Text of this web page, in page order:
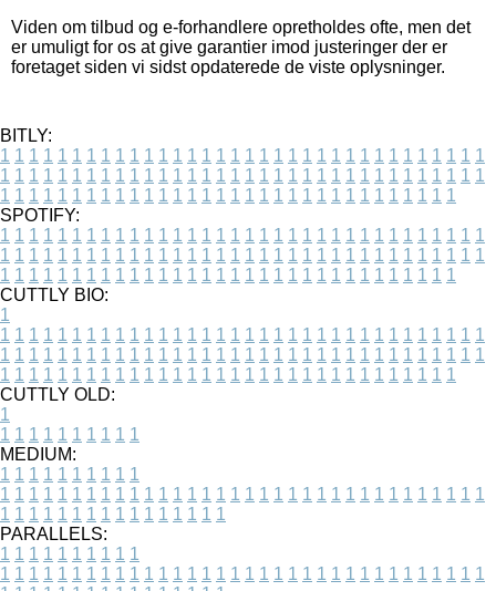
Viden om tilbud og e-forhandlere opretholdes ofte, men det
er umuligt for os at give garantier imod justeringer der er
foretaget siden vi sidst opdaterede de viste oplysninger.
BITLY:
1 1 1 1 1 1 1 1 1 1 1 1 1 1 1 1 1 1 1 1 1 1 1 1 1 1 1 1 1 1 1 1 1 1
1 1 1 1 1 1 1 1 1 1 1 1 1 1 1 1 1 1 1 1 1 1 1 1 1 1 1 1 1 1 1 1 1 1
1 1 1 1 1 1 1 1 1 1 1 1 1 1 1 1 1 1 1 1 1 1 1 1 1 1 1 1 1 1 1 1
SPOTIFY:
1 1 1 1 1 1 1 1 1 1 1 1 1 1 1 1 1 1 1 1 1 1 1 1 1 1 1 1 1 1 1 1 1 1
1 1 1 1 1 1 1 1 1 1 1 1 1 1 1 1 1 1 1 1 1 1 1 1 1 1 1 1 1 1 1 1 1 1
1 1 1 1 1 1 1 1 1 1 1 1 1 1 1 1 1 1 1 1 1 1 1 1 1 1 1 1 1 1 1 1
CUTTLY BIO:
1
1 1 1 1 1 1 1 1 1 1 1 1 1 1 1 1 1 1 1 1 1 1 1 1 1 1 1 1 1 1 1 1 1 1
1 1 1 1 1 1 1 1 1 1 1 1 1 1 1 1 1 1 1 1 1 1 1 1 1 1 1 1 1 1 1 1 1 1
1 1 1 1 1 1 1 1 1 1 1 1 1 1 1 1 1 1 1 1 1 1 1 1 1 1 1 1 1 1 1 1
CUTTLY OLD:
1
1 1 1 1 1 1 1 1 1 1
MEDIUM:
1 1 1 1 1 1 1 1 1 1
1 1 1 1 1 1 1 1 1 1 1 1 1 1 1 1 1 1 1 1 1 1 1 1 1 1 1 1 1 1 1 1 1 1
1 1 1 1 1 1 1 1 1 1 1 1 1 1 1 1
PARALLELS:
1 1 1 1 1 1 1 1 1 1
1 1 1 1 1 1 1 1 1 1 1 1 1 1 1 1 1 1 1 1 1 1 1 1 1 1 1 1 1 1 1 1 1 1